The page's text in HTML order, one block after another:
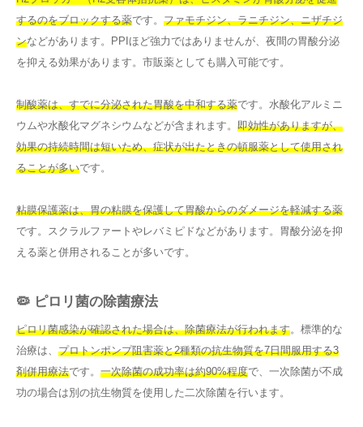
するのをブロックする薬です。 ファモチジン、ラニチジン、ニザチジ
ンなどがあります。PPIほど強力ではありませんが、夜間の胃酸分泌
を抑える効果があります。市販薬としても購入可能です。
制酸薬は、すでに分泌された胃酸を中和する薬です。水酸化アルミニ
ウムや水酸化マグネシウムなどが含まれます。 即効性がありますが、
効果の持続時間は短いため、症状が出たときの頓服薬として使用され
ることが多いです。
粘膜保護薬は、胃の粘膜を保護して胃酸からのダメージを軽減する薬
です。スクラルファートやレバミピドなどがあります。胃酸分泌を抑
える薬と併用されることが多いです。
🦠 ピロリ菌の除菌療法
ピロリ菌感染が確認された場合は、除菌療法が行われます。標準的な
治療は、 プロトンポンプ阻害薬と2種類の抗生物質を7日間服用する3
剤併用療法です。 一次除菌の成功率は約90%程度で、一次除菌が不成
功の場合は別の抗生物質を使用した二次除菌を行います。